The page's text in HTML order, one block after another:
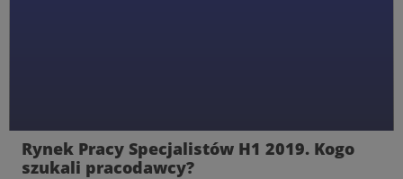
Rynek Pracy Specjalistów H1 2019. Kogo
szukali pracodawcy?